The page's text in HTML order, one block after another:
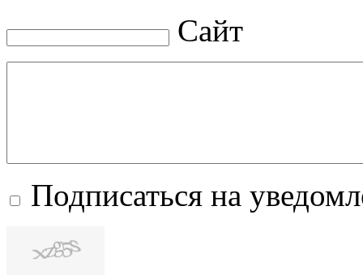
Сайт
Подписаться на